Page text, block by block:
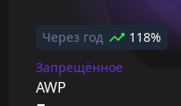
Через год
118%
Запрещённое
AWP